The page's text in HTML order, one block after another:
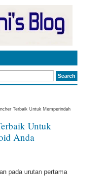
Speech Script
communication style
style
[COVID-19]
Terbaik Untuk Memperindah
Untuk
Anda
pada urutan pertama